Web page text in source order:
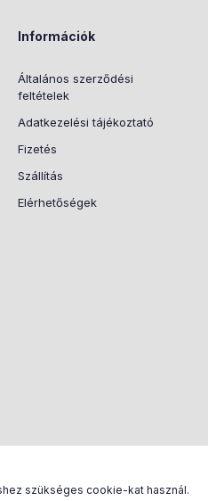
Információk
Általános szerződési
feltételek
Adatkezelési tájékoztató
Fizetés
Szállítás
Elérhetőségek
szükséges cookie-kat használ.